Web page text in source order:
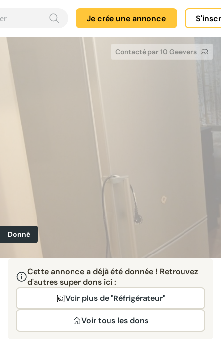
Je crée une annonce
Contacté par 10 Geevers
Donné
Cette annonce a déjà été donnée ! Retrouvez
d'autres super dons ici :
Voir plus de "Réfrigérateur"
Voir tous les dons